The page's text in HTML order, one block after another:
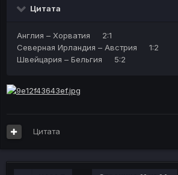
Цитата
Англия – Хорватия 2:1
Северная Ирландия – Австрия 1:2
Швейцария – Бельгия 5:2
Цитата